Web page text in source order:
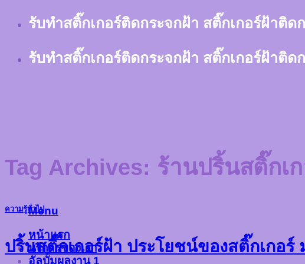
รับทำสติ๊กเกอร์ติดกระจกฝ้า สติ๊กเกอร์ฝ้าติ
รับทำสติ๊กเกอร์ติดกระจกฝ้า สติ๊กเกอร์ฝ้าติ
Menu
หน้าแรก
บริการของเรา
อัลบั้มผลงาน 1
Tag Archives: ร้านปริ้นสติ๊กเ
ความรู้ทั่วไป
ปริ้นสติ๊กเกอร์ฝ้า ประโยชน์ของสติ๊กเกอร์